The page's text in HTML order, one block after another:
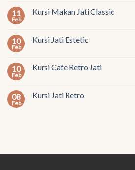
11
Feb
Kursi Makan Jati Classic
10
Feb
Kursi Jati Estetic
10
Feb
Kursi Cafe Retro Jati
08
Feb
Kursi Jati Retro